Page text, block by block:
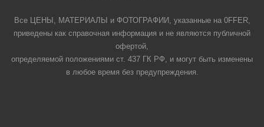
Все ЦЕНЫ, МАТЕРИАЛЫ и ФОТОГРАФИИ, указанные на 0FFER,
приведены как справочная информация и не являются публичной
офертой,
определяемой положениями ст. 437 ГК РФ, и могут быть изменены
в любое время без предупреждения.